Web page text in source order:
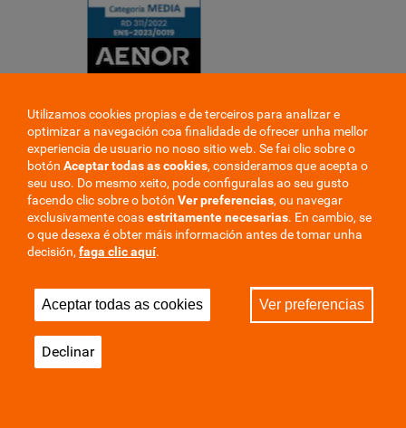
Utilizamos cookies propias e de terceiros para analizar e
optimizar a navegación coa finalidade de ofrecer unha mellor
experiencia de usuario no noso sitio web. Se fai clic sobre o
botón Aceptar todas as cookies, consideramos que acepta o
seu uso. Do mesmo xeito, pode configuralas ao seu gusto
facendo clic sobre o botón Ver preferencias, ou navegar
exclusivamente coasestritamentenecesarias. En cambio, se
o que desexa é obter máis información antes de tomar unha
decisión, faga clic aquí.
Aceptar todas as cookies Ver preferencias
Declinar